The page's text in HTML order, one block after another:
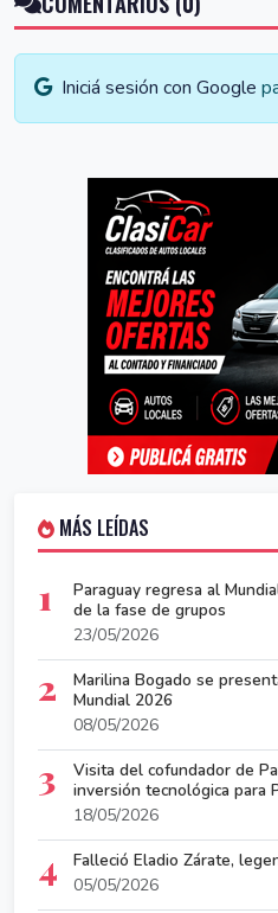
Iniciá sesión con Google
MÁS LEÍDAS
1
Paraguay regresa al
de la fase de grupos
23/05/2026
2
Marilina Bogado se
Mundial 2026
08/05/2026
3
Visita del cofundador de
inversión tecnológica para
18/05/2026
4
Falleció Eladio Zárate,
05/05/2026